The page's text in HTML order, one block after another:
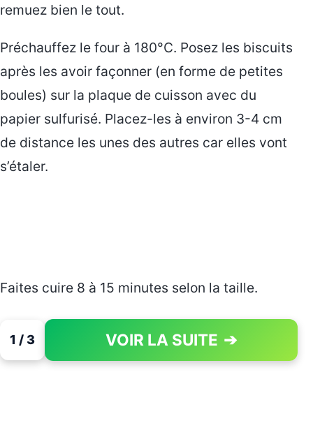
remuez bien le tout.
Préchauffez le four à 180°C. Posez les biscuits
après les avoir façonner (en forme de petites
boules) sur la plaque de cuisson avec du
papier sulfurisé. Placez-les à environ 3-4 cm
de distance les unes des autres car elles vont
s’étaler.
Faites cuire 8 à 15 minutes selon la taille.
1 / 3 VOIR LA SUITE ➔
PAGE 1 OF 3